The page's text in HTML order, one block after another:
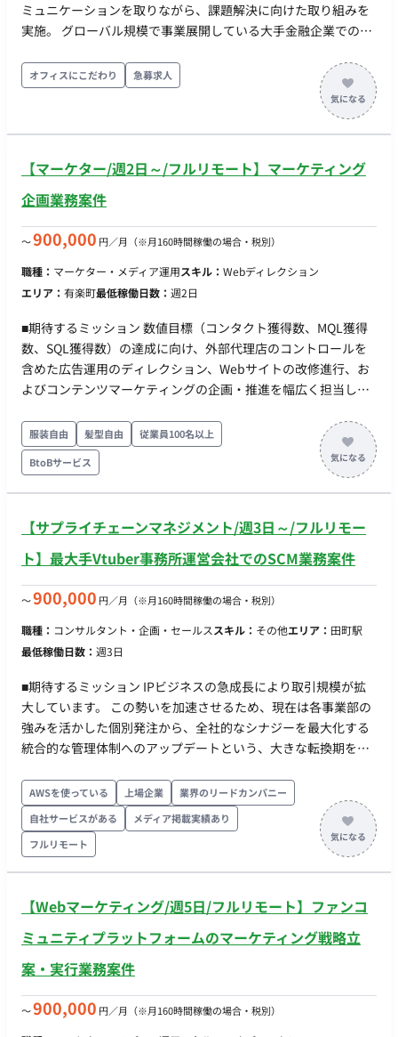
ミュニケーションを取りながら、課題解決に向けた取り組みを
実施。 グローバル規模で事業展開している大手金融企業での募
を広げたい方に適した案件。 開発組織の約半数が外国籍の方
（EU圏）で構成されており、公用語や議事録が英語であるた
社がある場合の作業場所】 勤務形態：常駐（週5日） 勤務地：
オフィスにこだわり 急募求人
【マーケター/週2日～/フルリモート】マーケティング
企画業務案件
〜900,000 円／月 （※月160時間稼働の場合・税別）
職種： マーケター・メディア運用スキル： Webディレクション
エリア： 有楽町最低稼働日数： 週2日
■期待するミッション 数値目標（コンタクト獲得数、MQL獲得
数、SQL獲得数）の達成に向け、外部代理店のコントロールを
含めた広告運用のディレクション、Webサイトの改修進行、お
よびコンテンツマーケティングの企画・推進を幅広く担当し、
内容・担当工程 外部広告代理店のハンドリング・ディレクショ
ン、Webサイト改修およびデータ計測環境の整備、コンテン
ツ・施策の企画・推進をご担当いただきます。
服装自由 髪型自由
従業員100名以上
BtoBサービス
【サプライチェーンマネジメント/週3日～/フルリモー
ト】最大手Vtuber事務所運営会社でのSCM業務案件
〜900,000 円／月 （※月160時間稼働の場合・税別）
職種： コンサルタント・企画・セールススキル： その他エリア： 田町駅
最低稼働日数： 週3日
■期待するミッション IPビジネスの急成長により取引規模が拡
大しています。 この勢いを加速させるため、現在は各事業部の
強みを活かした個別発注から、全社的なシナジーを最大化する
統合的な管理体制へのアップデートという、大きな転換期を迎
するチームを新設します。 この「ゼロからの仕組みづくり」か
ら組織を率いていただけるリーダー候補を募集します。 ■担当
工程（業務範囲） 強い発注機能を支える正確かつ迅速な購買オ
ペレーション体制を確立・運用していただきます。 ・商品発注
センターの構築・運用管理 ：全社の商品購買機能を集約し、可
かを見極め、発注ルールの整備と徹底を行う ・オペレーション
設計 ：発注書発行から検収、請求照合に至る「三点一致」の業
の指導・管理 ・ステークホルダー交渉 ：各事業部との「知識・
目標優先度のギャップ」を埋め、全社的なルール遵守を推進す
る ■働き方・コミュニケーション方法 ・完全リモート可能 ・
AWSを使っている 上場企業
業界のリードカンパニー
自社サービスがある
メディア掲載実績あり
フルリモート
【Webマーケティング/週5日/フルリモート】ファンコ
ミュニティプラットフォームのマーケティング戦略立
案・実行業務案件
〜900,000 円／月 （※月160時間稼働の場合・税別）